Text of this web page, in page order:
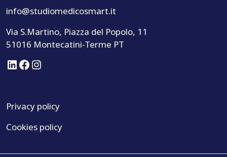
info@studiomedicosmart.it
Via S.Martino, Piazza del Popolo, 11
51016 Montecatini-Terme PT
LinkedIn Facebook Instagram
Privacy policy
Cookies policy